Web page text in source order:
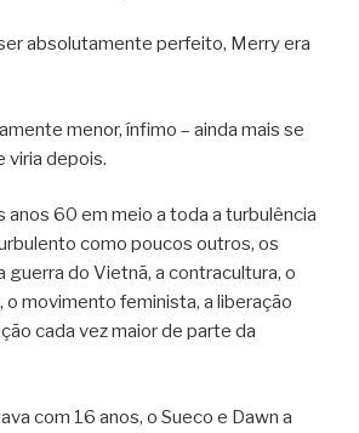
absolutamente perfeito, Merry era
menor, ínfimo – ainda mais se
viria depois.
anos 60 em meio a toda a turbulência
como poucos outros, os
do Vietnã, a contracultura, o
movimento feminista, a liberação
cada vez maior de parte da
com 16 anos, o Sueco e Dawn a